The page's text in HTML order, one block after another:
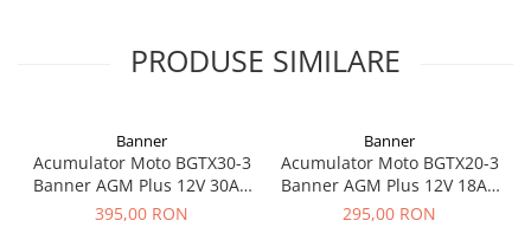
Deep Cycle - Tractiune/Semi-
Tractiune
Marine & Caravan
PRODUSE SIMILARE
Banner
Acumulator Moto BGTX30-3
Banner AGM Plus 12V 30Ah
385A echivalent YTX30L-BS
395,00 RON
Banner
Acumulator Moto BGTX20-3
Banner AGM Plus 12V 18Ah
310A echivalent YTX20L-BS /
295,00 RON